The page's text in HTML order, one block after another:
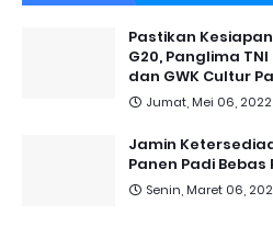
Pastikan
G20, Panglima
dan GWK Cultur
Jumat, Mei 06, 2022
Jamin
Panen Padi Bebas
Senin, Maret 06,